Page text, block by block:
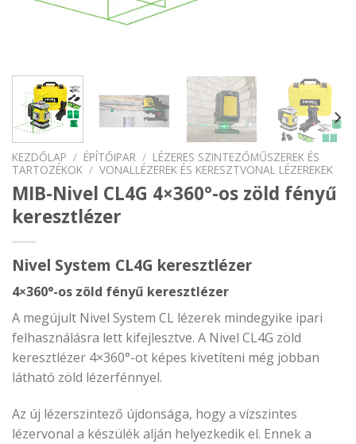
KEZDŐLAP / ÉPÍTŐIPAR / LÉZERES SZINTEZŐMŰSZEREK ÉS
TARTOZÉKOK / VONALLÉZEREK ÉS KERESZTVONAL LÉZEREKEK
MIB-Nivel CL4G 4×360°-os zöld fényű
keresztlézer
Nivel System CL4G keresztlézer
4×360°-os zöld fényű keresztlézer
A megújult Nivel System CL lézerek mindegyike ipari
felhasználásra lett kifejlesztve. A Nivel CL4G zöld
keresztlézer 4×360°-ot képes kivetíteni még jobban
látható zöld lézerfénnyel.
Az új lézerszintező újdonsága, hogy a vízszintes
lézervonal a készülék alján helyezkedik el. Ennek a